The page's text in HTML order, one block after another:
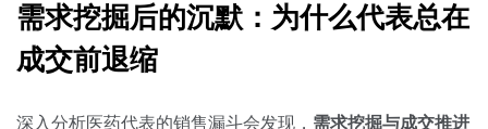
需求挖掘后的沉默：为什么代表总在
成交前退缩
深入分析医药代表的销售漏斗会发现， 需求挖掘与成交推进